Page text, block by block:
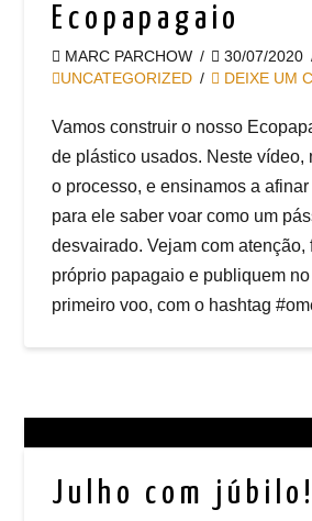
Ecopapagaio
MARC PARCHOW
30/07/2020
UNCATEGORIZED
DEIXE UM
Vamos construir o nosso
de plástico usados. Neste vídeo,
o processo, e ensinamos a
para ele saber voar como um
desvairado. Vejam com atenção,
próprio papagaio e publiquem
primeiro voo, com o hashtag
Julho com júbilo!